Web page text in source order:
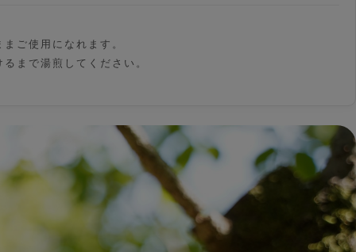
ご使用になれます。
まで湯煎してください。